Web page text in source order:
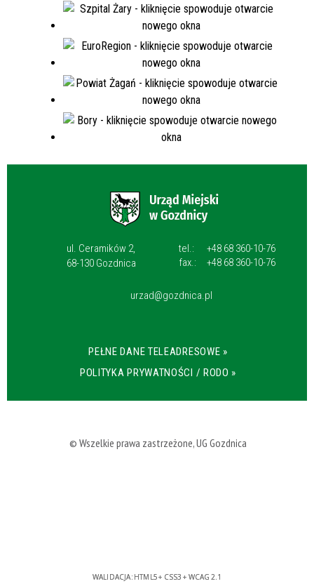
ul. Ceramików 2,
68-130 Gozdnica
tel.:
+48 68 360-10-76
fax.:
+48 68 360-10-76
urzad@gozdnica.pl
PEŁNE DANE TELEADRESOWE »
POLITYKA PRYWATNOŚCI / RODO »
© Wszelkie prawa zastrzeżone, UG Gozdnica
WALIDACJA: HTML5+ CSS3 + WCAG 2.1